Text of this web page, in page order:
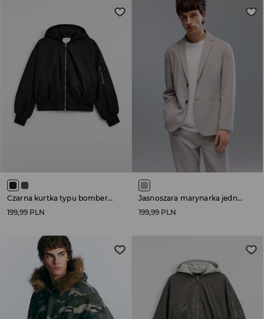
Czarna kurtka typu bomber z kapturem
199,99 PLN
Jasnoszara marynarka jednorzędowa regular fit
199,99 PLN